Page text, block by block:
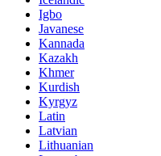
Igbo
Javanese
Kannada
Kazakh
Khmer
Kurdish
Kyrgyz
Latin
Latvian
Lithuanian